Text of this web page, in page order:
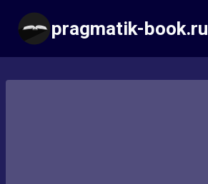
Перейти
содержимому
pragmatik-book.ru